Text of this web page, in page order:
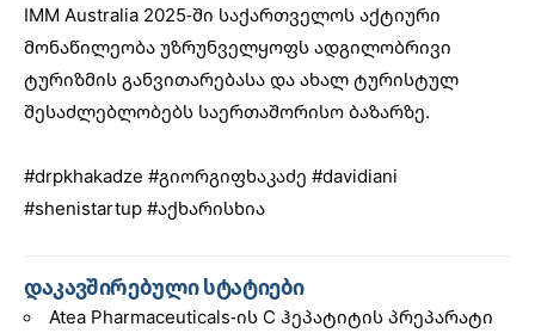
IMM Australia 2025-ში საქართველოს აქტიური
მონაწილეობა უზრუნველყოფს ადგილობრივი
ტურიზმის განვითარებასა და ახალ ტურისტულ
შესაძლებლობებს საერთაშორისო ბაზარზე.
#drpkhakadze #გიორგიფხაკაძე #davidiani
#shenistartup #აქხარისხია
დაკავშირებული სტატიები
Atea Pharmaceuticals-ის C ჰეპატიტის პრეპარატი